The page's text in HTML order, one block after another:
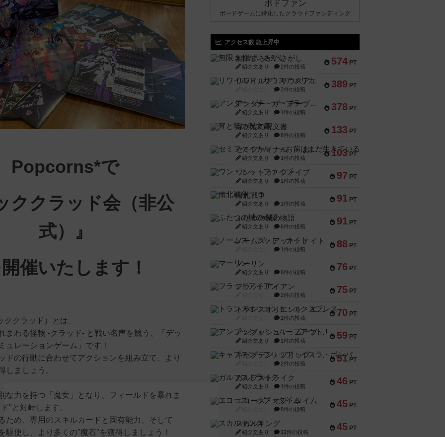
Popcorns*で
ククラッド会（非公
式）』
催いたします！
クラッド）とは、
まわる怪物 -クラッド- と戦い名声を競う、「デッ
ュレーションゲーム」です！
ドの行動に合わせてアクションを組み立て、より
しましょう。
な力を持つ「魔女」となり、フィールドを暴れま
"と対峙します。
ため、専用のスキルカードと固有能力、そして
駆使し、より多くの"魔石"を獲得しましょう！
ボドファン
ボードゲームに特化したクラウドファンディング
アクセス数 急上昇中
574 PT
無限まちがいさがし
紹介文あり 2件の投稿
389 PT
リワイルド：サウスアメリカ
2件の投稿
378 PT
アンダー・ザ・テーブラー
紹介文あり 1件の投稿
133 PT
宵と暁の呪文書
紹介文あり 8件の投稿
103 PT
セミファイナル ～お前はまだ生きている～
紹介文あり 1件の投稿
97 PT
ワン・トゥ・ファイブ
紹介文あり 1件の投稿
91 PT
南北戦争
紹介文あり 1件の投稿
91 PT
ふたつの城の物語
紹介文あり 6件の投稿
88 PT
ノームズ・アット・ナイト
1件の投稿
76 PT
マーリン
紹介文あり 6件の投稿
75 PT
フラットアイアン
2件の投稿
70 PT
トランスオリエント・エクスプレス
1件の投稿
59 PT
アンブッシュ！：ムーブアウト！
紹介文あり 1件の投稿
51 PT
キャプテン・フリップ：イスラ・ボンバ
2件の投稿
46 PT
ガルフストライク
紹介文あり 1件の投稿
45 PT
エコーズ・オブ・タイム
8件の投稿
45 PT
スカルキング
紹介文あり 12件の投稿